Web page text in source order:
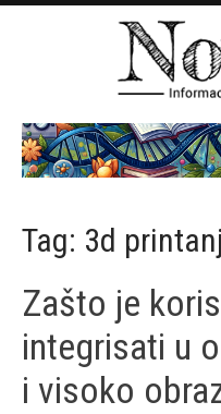
Tag: 3d
Zašto je
integrisati u
i visoko